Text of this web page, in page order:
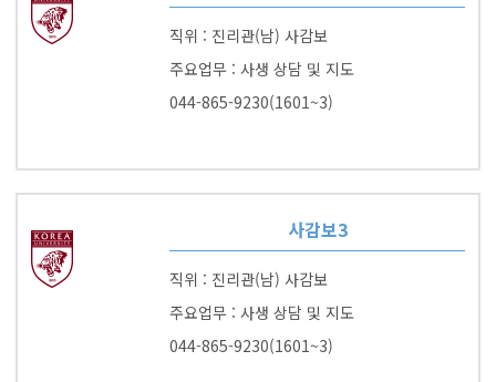
직위 : 진리관(남) 사감보
주요업무 : 사생 상담 및 지도
044-865-9230(1601~3)
사감보3
직위 : 진리관(남) 사감보
주요업무 : 사생 상담 및 지도
044-865-9230(1601~3)